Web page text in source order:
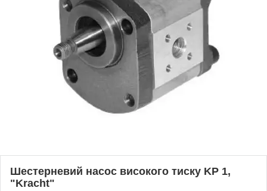
Шестерневий насос високого тиску KP 1,
"Kracht"